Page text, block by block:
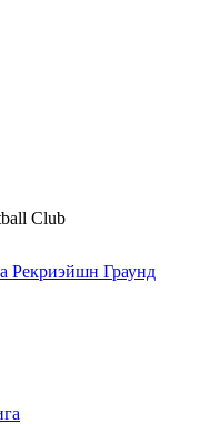
Club
Рекриэйшн Граунд